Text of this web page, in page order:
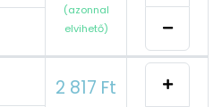
(azonnal
elvihető)
2 817 Ft